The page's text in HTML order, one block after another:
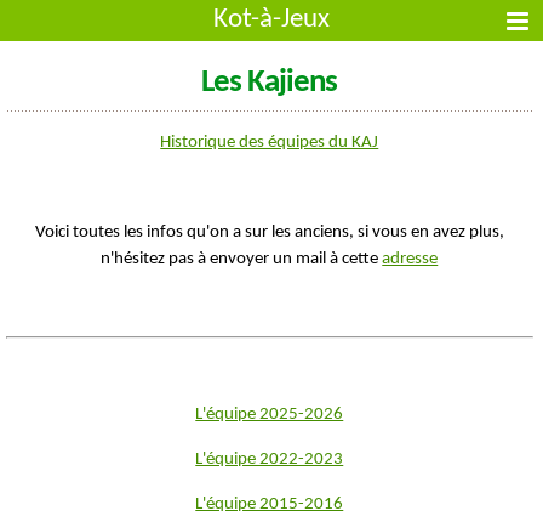
Kot-à-Jeux
Les Kajiens
Historique des équipes du KAJ
Voici toutes les infos qu'on a sur les anciens, si vous en avez plus,
n'hésitez pas à envoyer un mail à cetteadresse
L'équipe 2025-2026
L'équipe 2022-2023
L'équipe 2015-2016